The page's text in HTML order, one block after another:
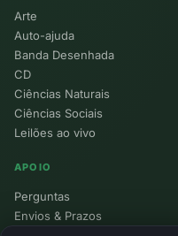
Arte
Auto-ajuda
Banda Desenhada
CD
Ciências Naturais
Ciências Sociais
Leilões ao vivo
APOIO
Perguntas
Envios & Prazos